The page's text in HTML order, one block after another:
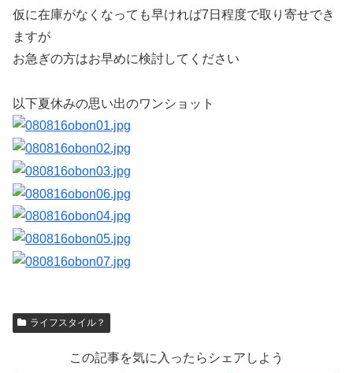
仮に在庫がなくなっても早ければ7日程度で取り寄せでき
ますが
お急ぎの方はお早めに検討してください
以下夏休みの思い出のワンショット
ライフスタイル？
この記事を気に入ったらシェアしよう